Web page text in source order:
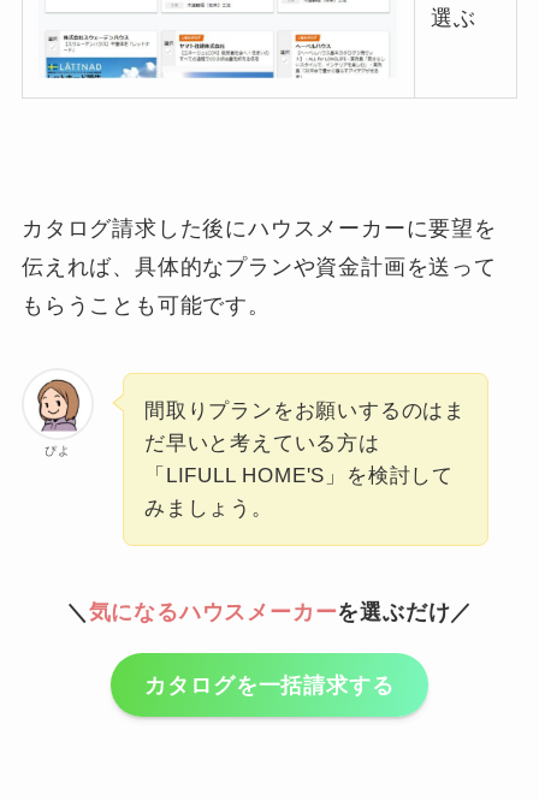
選ぶ
カタログ請求した後にハウスメーカーに要望を
伝えれば、具体的なプランや資金計画を送って
もらうことも可能です。
ぴよ
間取りプランをお願いするのはま
だ早いと考えている方は
「LIFULL HOME'S」を検討して
みましょう。
＼ 気になるハウスメーカーを選ぶだけ／
カタログを一括請求する